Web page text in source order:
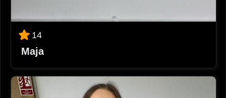
14
Maja